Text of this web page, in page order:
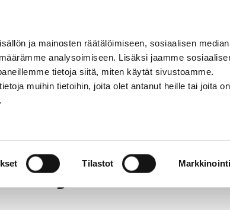
ja mainosten räätälöimiseen, sosiaalisen median
analysoimiseen. Lisäksi jaamme
tietoja siitä, miten käytät sivustoamme.
muihin tietoihin, joita olet antanut heille tai joita
Tilastot Markkinointi
LAJIT OPETTAJAT KIRJAUDU
Jazz -